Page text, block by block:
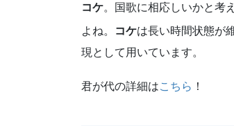
コケ。国歌に相応しいかと考
よね。
コケは長い時間状態が
現として用いています。
君が代の詳細はこちら ！